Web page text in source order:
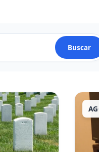
Buscar